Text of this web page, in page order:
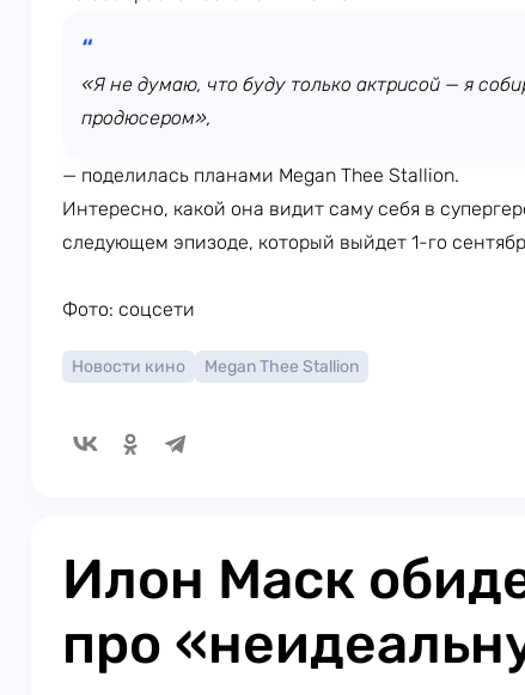
«Я не думаю, что буду только актрисой — я
продюсером»,
— поделилась планами Megan Thee Stallion.
Интересно, какой она видит саму себя в
следующем эпизоде, который выйдет 1-го
Фото: соцсети
Новости кино Megan Thee Stallion
Илон Маск
про